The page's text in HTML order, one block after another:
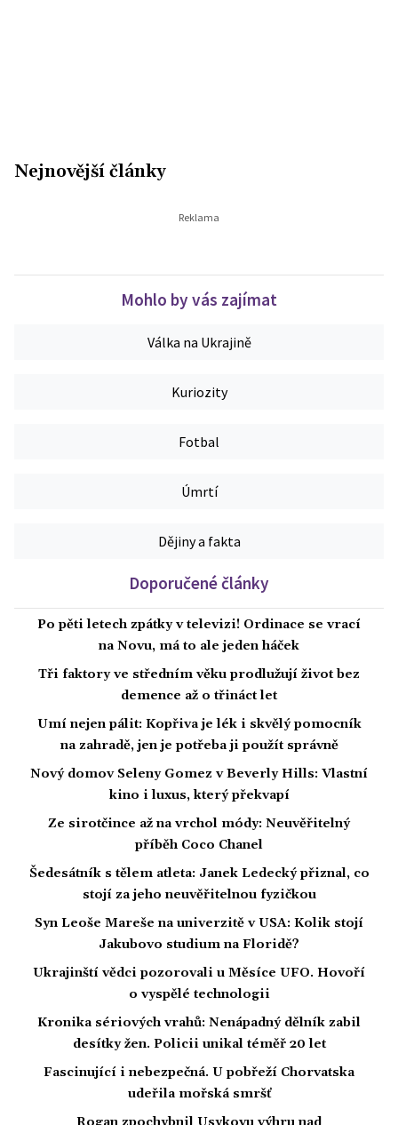
Nejnovější články
Mohlo by vás zajímat
Válka na Ukrajině
Kuriozity
Fotbal
Úmrtí
Dějiny a fakta
Doporučené články
Po pěti letech zpátky v televizi! Ordinace se vrací
na Novu, má to ale jeden háček
Tři faktory ve středním věku prodlužují život bez
demence až o třináct let
Umí nejen pálit: Kopřiva je lék i skvělý pomocník
na zahradě, jen je potřeba ji použít správně
Nový domov Seleny Gomez v Beverly Hills: Vlastní
kino i luxus, který překvapí
Ze sirotčince až na vrchol módy: Neuvěřitelný
příběh Coco Chanel
Šedesátník s tělem atleta: Janek Ledecký přiznal, co
stojí za jeho neuvěřitelnou fyzičkou
Syn Leoše Mareše na univerzitě v USA: Kolik stojí
Jakubovo studium na Floridě?
Ukrajinští vědci pozorovali u Měsíce UFO. Hovoří
o vyspělé technologii
Kronika sériových vrahů: Nenápadný dělník zabil
desítky žen. Policii unikal téměř 20 let
Fascinující i nebezpečná. U pobřeží Chorvatska
udeřila mořská smršť